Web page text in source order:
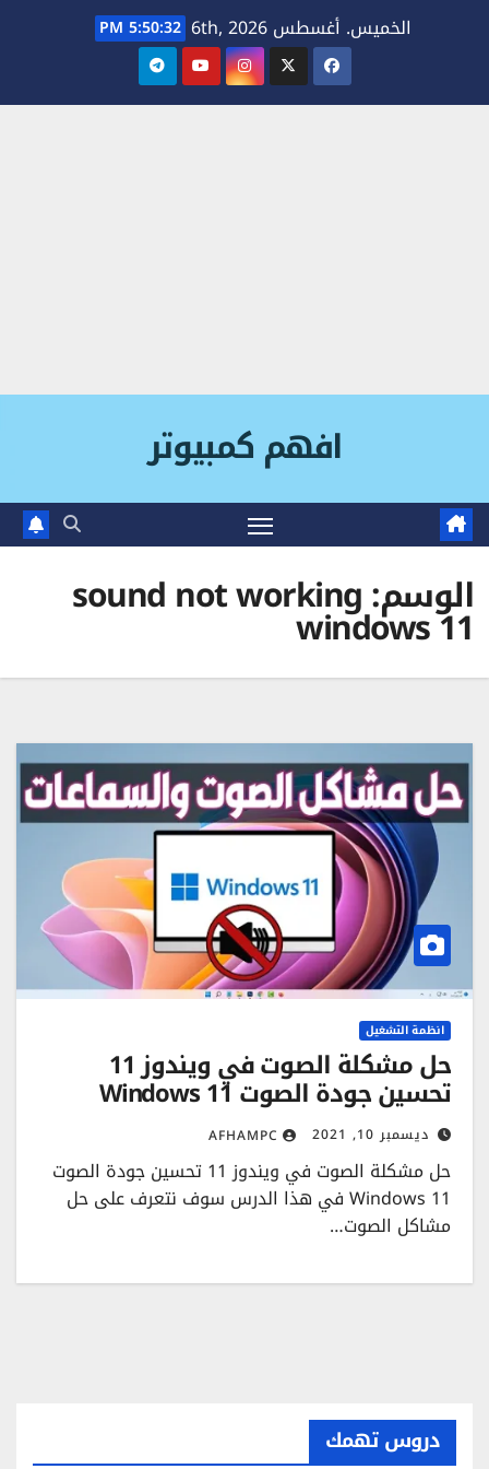
الخميس. أغسطس 6th, 2026 5:50:32 PM
افهم كمبيوتر
الوسم:sound not working
windows 11
انظمة التشغيل
حل مشكلة الصوت في ويندوز 11
تحسين جودة الصوت Windows 11
ديسمبر 10, 2021 AFHAMPC
حل مشكلة الصوت في ويندوز 11 تحسين جودة الصوت
Windows 11 في هذا الدرس سوف نتعرف على حل
مشاكل الصوت…
دروس تهمك